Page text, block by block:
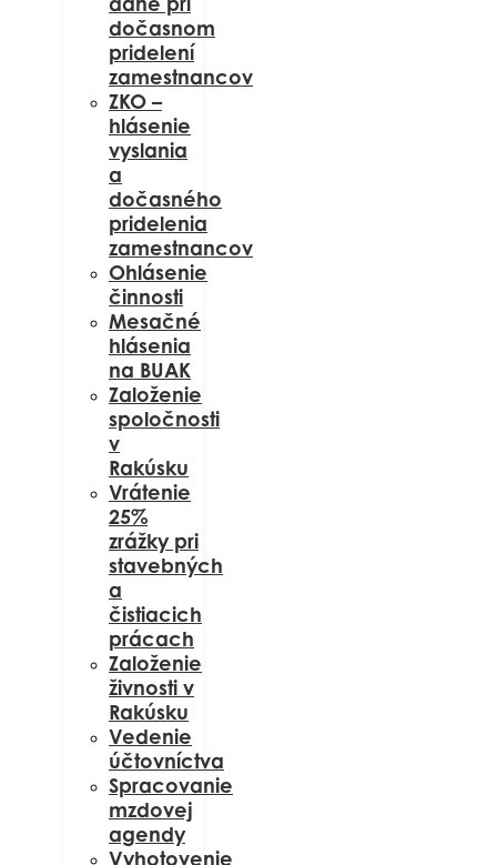
dočasnom
pridelení
zamestnancov
ZKO –
hlásenie
vyslania
a
dočasného
pridelenia
zamestnancov
Ohlásenie
činnosti
Mesačné
hlásenia
na BUAK
Založenie
spoločnosti
v
Rakúsku
Vrátenie
25%
zrážky pri
stavebných
a
čistiacich
prácach
Založenie
živnosti v
Rakúsku
Vedenie
účtovníctva
Spracovanie
mzdovej
agendy
Vyhotovenie